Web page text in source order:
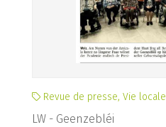
Revue de presse, Vie locale
LW - Geenzebléi